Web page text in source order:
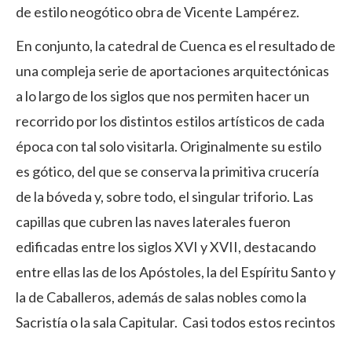
de estilo neogótico obra de Vicente Lampérez.
En conjunto, la catedral de Cuenca es el resultado de
una compleja serie de aportaciones arquitectónicas
a lo largo de los siglos que nos permiten hacer un
recorrido por los distintos estilos artísticos de cada
época con tal solo visitarla. Originalmente su estilo
es gótico, del que se conserva la primitiva crucería
de la bóveda y, sobre todo, el singular triforio. Las
capillas que cubren las naves laterales fueron
edificadas entre los siglos XVI y XVII, destacando
entre ellas las de los Apóstoles, la del Espíritu Santo y
la de Caballeros, además de salas nobles como la
Sacristía o la sala Capitular. Casi todos estos recintos